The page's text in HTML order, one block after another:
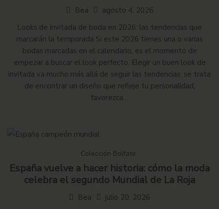
Bea
agosto 4, 2026
Looks de invitada de boda en 2026: las tendencias que
marcarán la temporada Si este 2026 tienes una o varias
bodas marcadas en el calendario, es el momento de
empezar a buscar el look perfecto. Elegir un buen look de
invitada va mucho más allá de seguir las tendencias: se trata
de encontrar un diseño que refleje tu personalidad,
favorezca…
Colección Bolfate
España vuelve a hacer historia: cómo la moda
celebra el segundo Mundial de La Roja
Bea
julio 20, 2026